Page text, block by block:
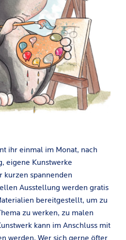
ihr einmal im Monat, nach
eigene Kunstwerke
kurzen spannenden
Ausstellung werden gratis
bereitgestellt, um zu
zu werken, zu malen
kann im Anschluss mit
werden. Wer sich gerne öfter